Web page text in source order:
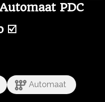
PDC
☑️
Automaat